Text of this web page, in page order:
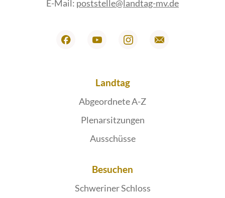
E-Mail: poststelle@landtag-mv.de
Landtag
Abgeordnete A-Z
Plenarsitzungen
Ausschüsse
Besuchen
Schweriner Schloss